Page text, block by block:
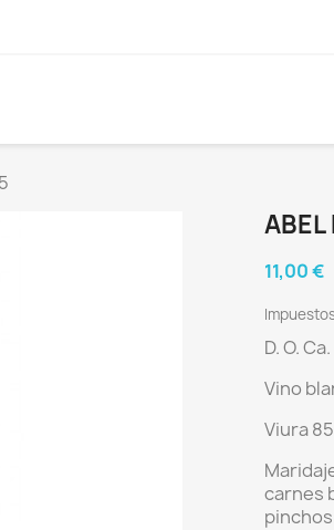
11,00 €
D. O.
Vino
Viura
carnes